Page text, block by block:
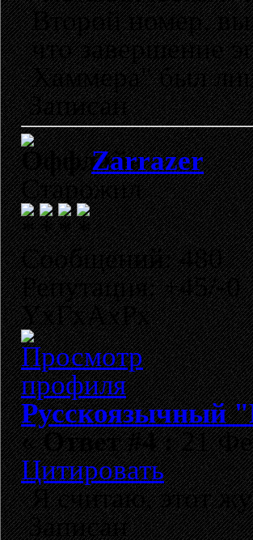
Второй номер,
что завершение
Хаммера" был
Записан
Zarrazer
Старожил
Сообщений: 480
Репутация: +45/-0
YxГхАхРх
Русскоязычный
«Ответ #4 :21
Цитировать
Я считаю, этот
Записан